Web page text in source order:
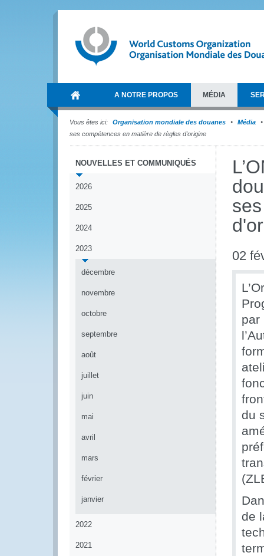
A NOTRE PROPOS MÉDIA
Vous êtes ici: Organisation mondiale des douanes
Média
ses compétences en matière de règles d'origine
NOUVELLES ET COMMUNIQUÉS
2026
2025
2024
2023
décembre
novembre
octobre
septembre
août
juillet
juin
mai
avril
mars
février
janvier
2022
2021
02
par
du
de